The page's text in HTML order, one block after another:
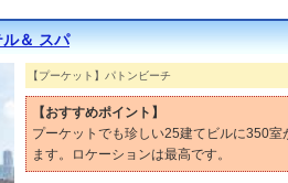
＆ スパ
【プーケット】パトンビーチ
【おすすめポイント】
プーケットでも珍しい25建てビルに350
ます。ロケーションは最高です。